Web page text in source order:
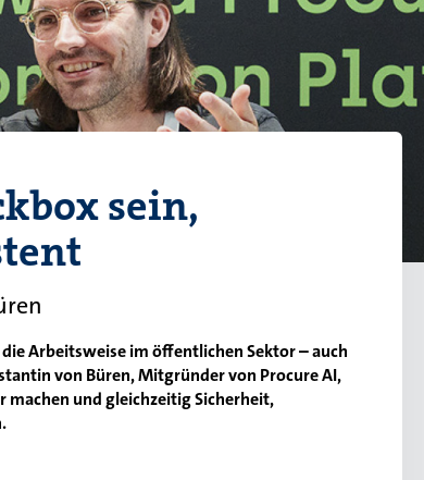
sein,
Arbeitsweise im öffentlichen Sektor – auch
von Büren, Mitgründer von Procure AI,
machen und gleichzeitig Sicherheit,